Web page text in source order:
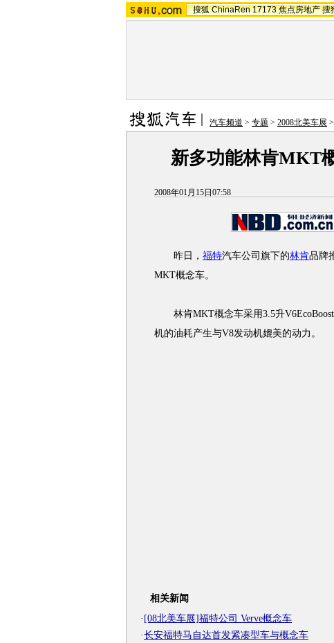
搜狐 ChinaRen 17173 焦点房地产 搜
汽车频道 > 专题 > 2008北美车展 >
新多功能林肯MKT
2008年01月15日07:58
昨日， 福特汽车公司旗下的林肯品牌
MKT概念车。
林肯MKT概念车采用3.5升
机的油耗产生与V8发动机媲美的动力。
相关新闻
· [08北美车展]福特公司 Verve概念车
·长安福特马自达首发紧凑型车与概念车